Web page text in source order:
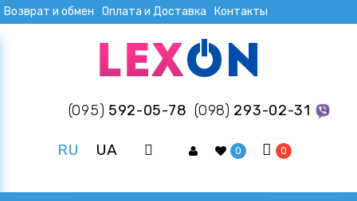
Возврат и обмен Оплата и Доставка Контакты
(095) 592-05-78 (098) 293-02-31
RU UA 0 0